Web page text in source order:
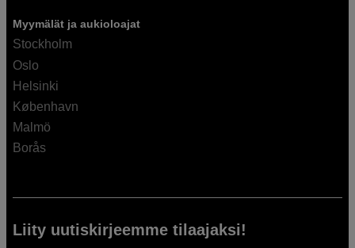
Myymälät ja aukioloajat
Stockholm
Oslo
Helsinki
København
Malmö
Borås
Liity uutiskirjeemme tilaajaksi!